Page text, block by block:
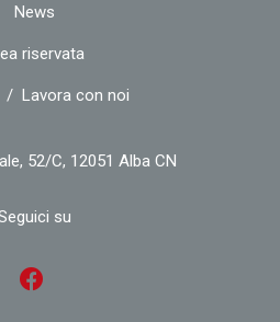
News
riservata
/ Lavora con noi
52/C, 12051 Alba CN
su